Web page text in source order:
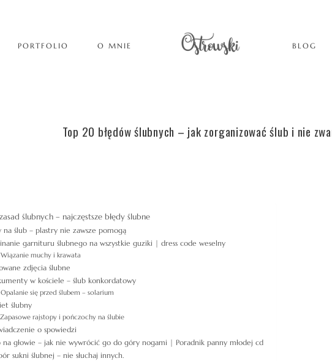
PORTFOLIO O MNIE BLOG
Top 20 błędów ślubnych – jak zorganizować ślub i nie
ślubnych – najczęstsze błędy ślubne
na ślub – plastry nie zawsze pomogą
garnituru ślubnego na wszystkie guziki | dress code weselny
Wiązanie muchy i krawata
zdjęcia ślubne
w kościele – ślub konkordatowy
Opalanie się przed ślubem – solarium
ślubny
Zapasowe rajstopy i pończochy na ślubie
o spowiedzi
na głowie – jak nie wywrócić go do góry nogami | Poradnik panny młodej cd
sukni ślubnej – nie słuchaj innych.